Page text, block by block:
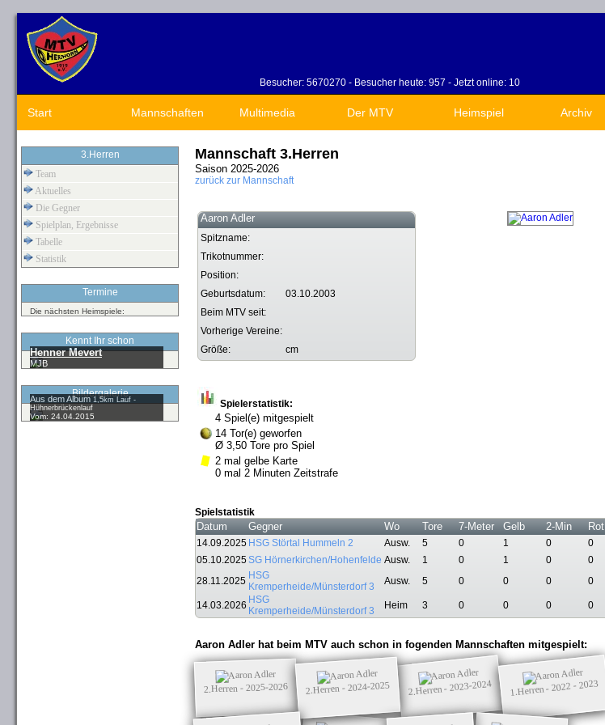
Besucher: 5670270 - Besucher heute: 957 - Jetzt online: 10
Start Mannschaften Multimedia Der MTV Heimspiel Archiv
3.Herren
Team
Aktuelles
Die Gegner
Spielplan, Ergebnisse
Tabelle
Statistik
Termine
Die nächsten Heimspiele:
Kennt Ihr schon
Henner Mevert
MJB
Bildergalerie
Aus dem Album1,5km Lauf -
Hühnerbrückenlauf
Vom: 24.04.2015
Mannschaft 3.Herren
Saison 2025-2026
zurück zur Mannschaft
Aaron Adler
Spitzname:
Trikotnummer:
Position:
Geburtsdatum:
03.10.2003
Beim MTV seit:
Vorherige Vereine:
Größe:
cm
Spielerstatistik:
4 Spiel(e) mitgespielt
14 Tor(e) geworfen
Ø 3,50 Tore pro Spiel
2 mal gelbe Karte
0 mal 2 Minuten Zeitstrafe
Spielstatistik
Datum Gegner Wo Tore 7-Meter Gelb 2-Min Rot
14.09.2025 HSG Störtal Hummeln 2 Ausw. 5 0 1 0
0
05.10.2025SG Hörnerkirchen/Hohenfelde Ausw. 1 0 1 0
0
28.11.2025 HSG
Kremperheide/Münsterdorf 3
Ausw. 5 0 0 0 0
14.03.2026 HSG
Kremperheide/Münsterdorf 3
Heim 3 0 0 0 0
Aaron Adler hat beim MTV auch schon in fogenden Mannschaften mitgespielt:
2.Herren - 2025-2026 2.Herren - 2024-2025 2.Herren - 2023-2024 1.Herren - 2022 - 2023